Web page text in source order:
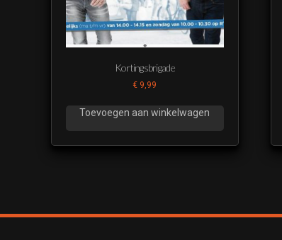
Kortingsbrigade
€ 9,99
Toevoegen aan winkelwagen